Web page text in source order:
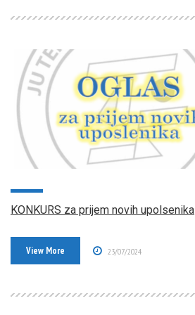
KONKURS za prijem novih upolsenika
View More 23/07/2024